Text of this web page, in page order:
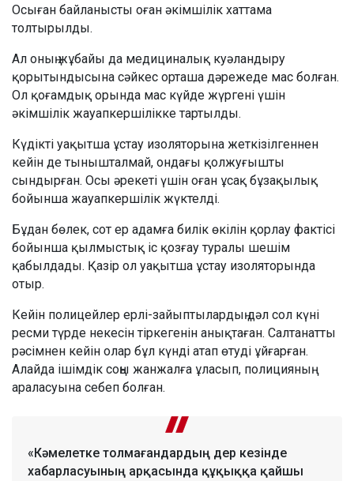
Осыған байланысты оған әкімшілік хаттама
толтырылды.
Ал оның жұбайы да медициналық куәландыру
қорытындысына сәйкес орташа дәрежеде мас болған.
Ол қоғамдық орында мас күйде жүргені үшін
әкімшілік жауапкершілікке тартылды.
Күдікті уақытша ұстау изоляторына жеткізілгеннен
кейін де тынышталмай, ондағы қолжуғышты
сындырған. Осы әрекеті үшін оған ұсақ бұзақылық
бойынша жауапкершілік жүктелді.
Бұдан бөлек, сот ер адамға билік өкілін қорлау фактісі
бойынша қылмыстық іс қозғау туралы шешім
қабылдады. Қазір ол уақытша ұстау изоляторында
отыр.
Кейін полицейлер ерлі-зайыптылардың дәл сол күні
ресми түрде некесін тіркегенін анықтаған. Салтанатты
рәсімнен кейін олар бұл күнді атап өтуді ұйғарған.
Алайда ішімдік соңы жанжалға ұласып, полицияның
араласуына себеп болған.
«Кәмелетке толмағандардың дер кезінде
хабарласуының арқасында құқыққа қайшы